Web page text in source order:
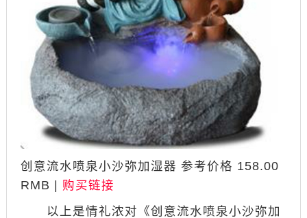
创意流水喷泉小沙弥加湿器 参考价格 158.00
RMB | 购买链接
以上是情礼浓对《创意流水喷泉小沙弥加